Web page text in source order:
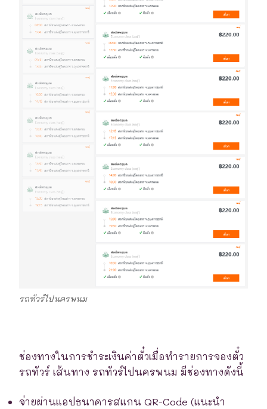
รถทัวร์ไปนครพนม
ช่องทางในการชำระเงินค่าตั๋วเมื่อทำรายการจองตั๋ว
รถทัวร์ เส้นทาง รถทัวร์ไปนครพนม มีช่องทางดังนี้
จ่ายผ่านแอปธนาคารสแกน QR-Code (แนะนำ